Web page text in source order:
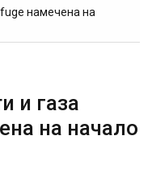
намечена на
и газа
на начало